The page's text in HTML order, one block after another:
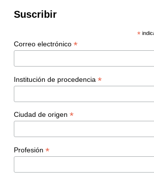
Suscribir
*
Correo electrónico *
Institución de procedencia *
Ciudad de origen *
Profesión *